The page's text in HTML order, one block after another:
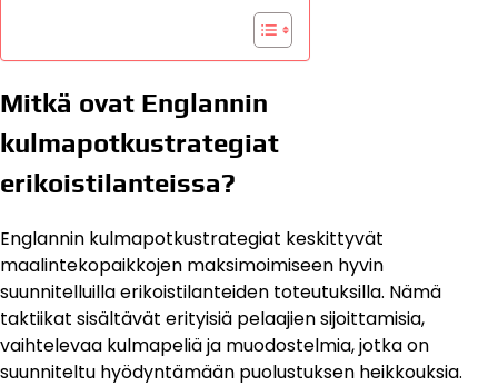
Mitkä ovat Englannin
kulmapotkustrategiat
erikoistilanteissa?
Englannin kulmapotkustrategiat keskittyvät
maalintekopaikkojen maksimoimiseen hyvin
suunnitelluilla erikoistilanteiden toteutuksilla. Nämä
taktiikat sisältävät erityisiä pelaajien sijoittamisia,
vaihtelevaa kulmapeliä ja muodostelmia, jotka on
suunniteltu hyödyntämään puolustuksen heikkouksia.